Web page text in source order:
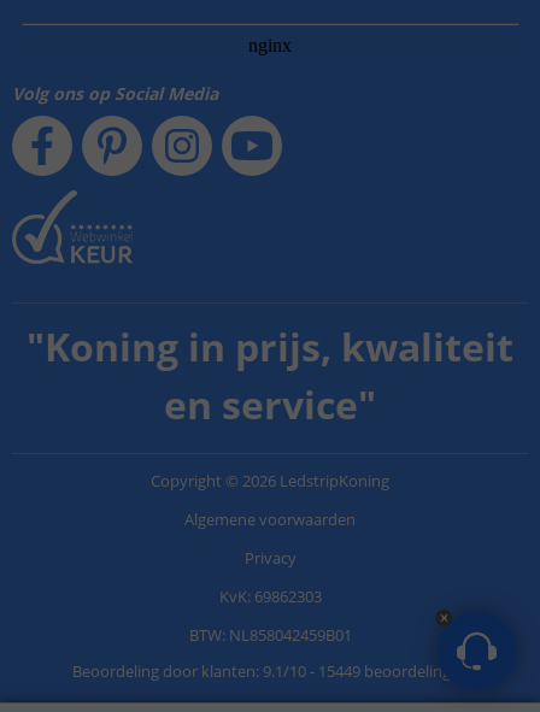
Volg ons op Social Media
"Koning in prijs, kwaliteit
en service"
Copyright © 2026 LedstripKoning
Algemene voorwaarden
Privacy
KvK: 69862303
BTW: NL858042459B01
Beoordeling door klanten: 9.1/10- 15449 beoordelingen